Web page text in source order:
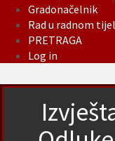
Gradonačelnik
Rad u radnom
PRETRAGA
Log in